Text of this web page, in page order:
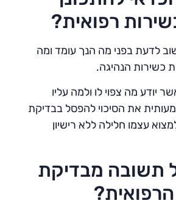
רפואית?
לדעת בפני מה הנך עומד ומה
כשירות הנהיגה.
יודע מה צפוי לו ולמה עליו
את הסיכוי להפסל בבדיקת
עצמו חלילה ללא רישיון
תשובה מבדיקת